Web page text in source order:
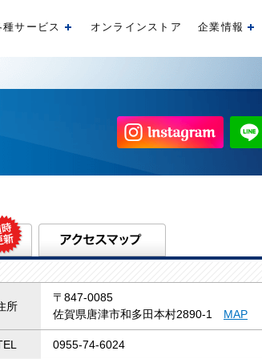
種サービス 開くオンラインストア 企業情報
所
〒847-0085
佐賀県唐津市和多田本村2890-1 MAP
0955-74-6024